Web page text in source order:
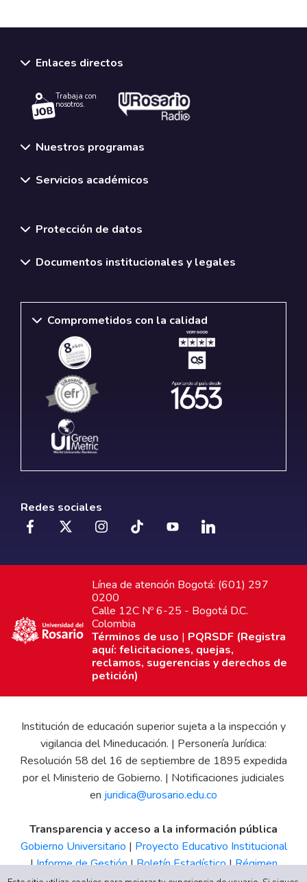
Enlaces directos
Trabaja con
nosotros.
Nuestros programas
Servicios académicos
Protección de datos
Documentos institucionales y legales
Comprometidos con la calidad
Redes sociales
Línea de atención Bogotá: (601) 297
0200
Calle 12C Nº 6-25 - Bogotá D.C.
Colombia
Términos de uso | PQRSDF (Registra
aquí: felicitaciones, quejas,
reclamos, sugerencias y derechos de
petición)
Institución de educación superior sujeta a la inspección y
vigilancia del Mineducación. | Personería Jurídica:
Resolución 58 del 16 de septiembre de 1895 expedida
por el Ministerio de Gobierno. | Notificaciones judiciales
en juridica@urosario.edu.co
Transparencia y acceso a la información pública
Gobierno Universitario | Proyecto Educativo Institucional
|Informe de Gestión|Boletín Estadístico|Régimen